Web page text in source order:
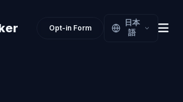
Opt-in Form
日本
語